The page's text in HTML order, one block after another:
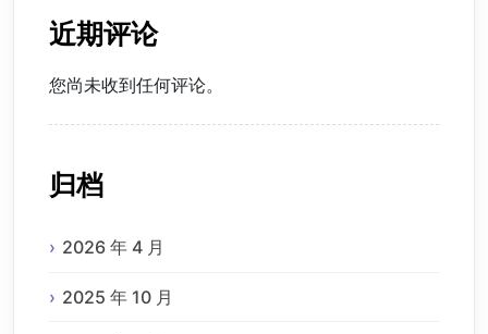
近期评论
您尚未收到任何评论。
归档
2026 年 4 月
2025 年 10 月